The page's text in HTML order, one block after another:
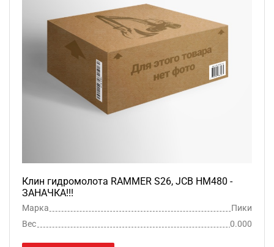
Клин гидромолота RAMMER S26, JCB HM480 -
ЗАНАЧКА!!!
Марка
Пики
Вес
0.000